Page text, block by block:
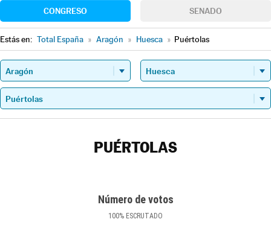
CONGRESO SENADO
Estás en: Total España » Aragón » Huesca » Puértolas
PUÉRTOLAS
Número de votos
100% ESCRUTADO